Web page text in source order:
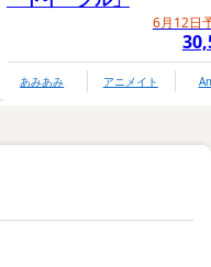
6月12日
あみあみ アニメイト